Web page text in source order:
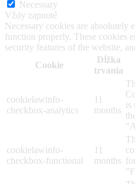
Necessary
Vždy zapnuté
Necessary cookies are absolutely
function properly. These cookies
security features of the website,
Cookie
Dĺžka
trvania
cookielawinfo-
checkbox-analytics
11
months
is
cookielawinfo-
checkbox-functional
11
months